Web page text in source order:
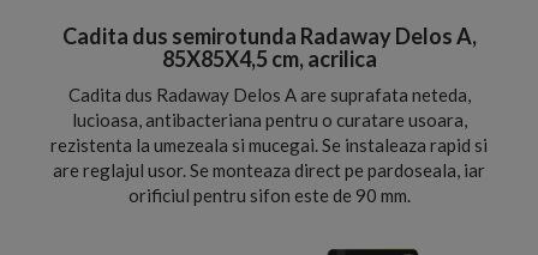
Cadita dus semirotunda Radaway Delos A,
85X85X4,5 cm, acrilica
Cadita dus Radaway Delos A are suprafata neteda,
lucioasa, antibacteriana pentru o curatare usoara,
rezistenta la umezeala si mucegai. Se instaleaza rapid si
are reglajul usor. Se monteaza direct pe pardoseala, iar
orificiul pentru sifon este de 90 mm.